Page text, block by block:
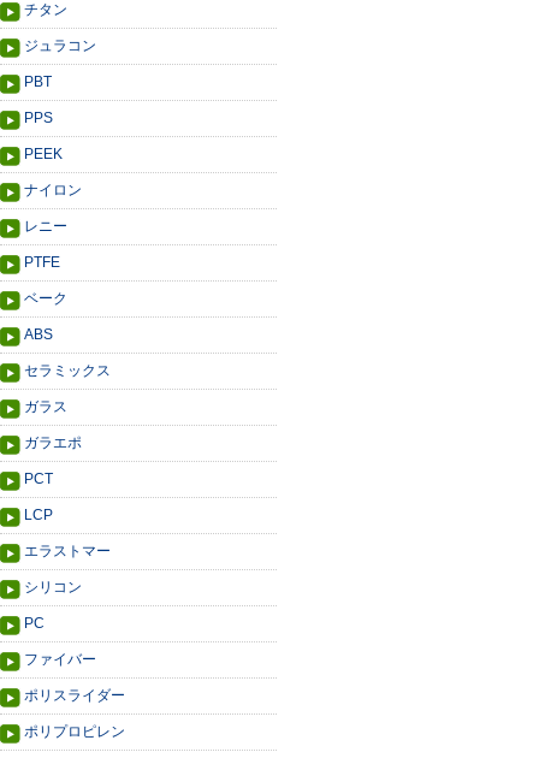
チタン
ジュラコン
PBT
PPS
PEEK
ナイロン
レニー
PTFE
ベーク
ABS
セラミックス
ガラス
ガラエポ
PCT
LCP
エラストマー
シリコン
PC
ファイバー
ポリスライダー
ポリプロピレン